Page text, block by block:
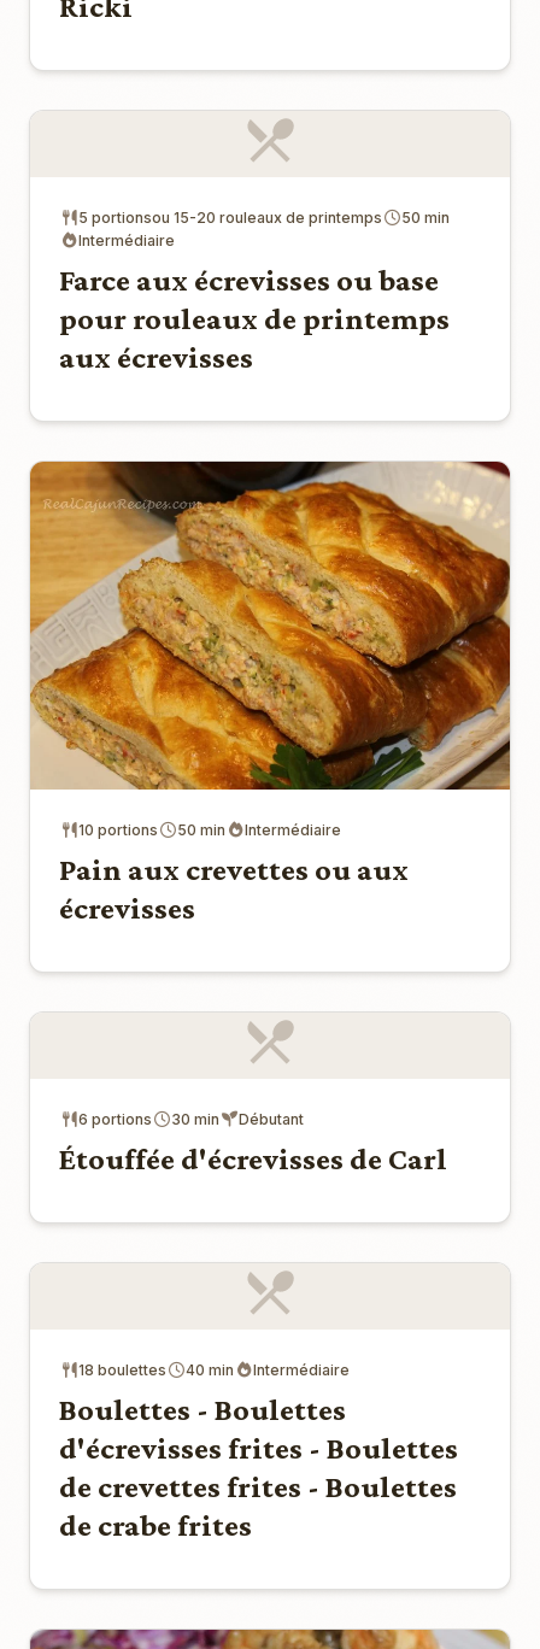
5 portionsou 15-20 rouleaux de printemps
50 min
Intermédiaire
Farce aux écrevisses ou base
pour rouleaux de printemps
aux écrevisses
10 portions 50 min Intermédiaire
Pain aux crevettes ou aux
écrevisses
6 portions 30 min Débutant
Étouffée d'écrevisses de Carl
18 boulettes 40 min Intermédiaire
Boulettes - Boulettes
d'écrevisses frites - Boulettes
de crevettes frites - Boulettes
de crabe frites